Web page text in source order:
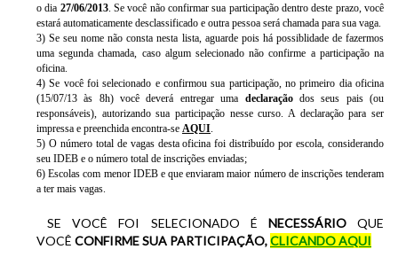
o dia 27/06/2013. Se você não confirmar sua participação dentro deste prazo, você
estará automaticamente desclassificado e outra pessoa será chamada para sua vaga.
3) Se seu nome não consta nesta lista, aguarde pois há possiblidade de fazermos
uma segunda chamada, caso algum selecionado não confirme a participação na
oficina.
4) Se você foi selecionado e confirmou sua participação, no primeiro dia oficina
(15/07/13 às 8h) você deverá entregar uma declaração dos seus pais (ou
responsáveis), autorizando sua participação nesse curso. A declaração para ser
impressa e preenchida encontra-se AQUI.
5) O número total de vagas desta oficina foi distribuído por escola, considerando
seu IDEB e o número total de inscrições enviadas;
6) Escolas com menor IDEB e que enviaram maior número de inscrições tenderam
a ter mais vagas.
SE VOCÊ FOI SELECIONADO É NECESSÁRIOQUE
VOCÊ CONFIRME SUA PARTICIPAÇÃO,CLICANDO AQUI